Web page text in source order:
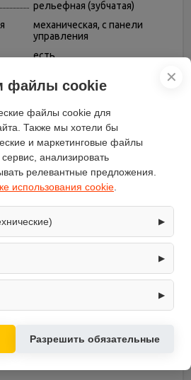
рельефная (зубчатая)
механическая, с панели
управления
есть
54
(м)
12
14
металл
AS617LE 41203
A-iPower AS617LE 41203
: 7
вперед, 2 назад
✕
файлы cookie
файлы cookie для
Также мы хотели бы
и маркетинговые файлы
анализировать
релевантные предложения.
использования cookie
▶
работу сайта: оформление
личный кабинет. Без них основные
▶
информацию о посещениях и
счётчики аналитики),
▶
ваших интересов.
Разрешить обязательные